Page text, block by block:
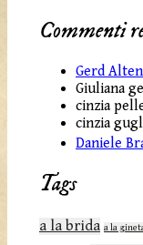
Commenti
Gerd
Giuliana
cinzia
cinzia
Daniele
Tags
a la brida a la